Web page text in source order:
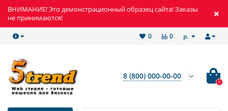
ВНИМАНИЕ! Это демонстрационный образец сайта! Заказы
не принимаются!
р.
0
0
8 (800) 000-00-00
0